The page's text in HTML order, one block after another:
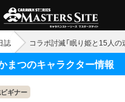
誌 コラボ討滅「眠り姫と15人の
まつのキャラクター情報
ギナー